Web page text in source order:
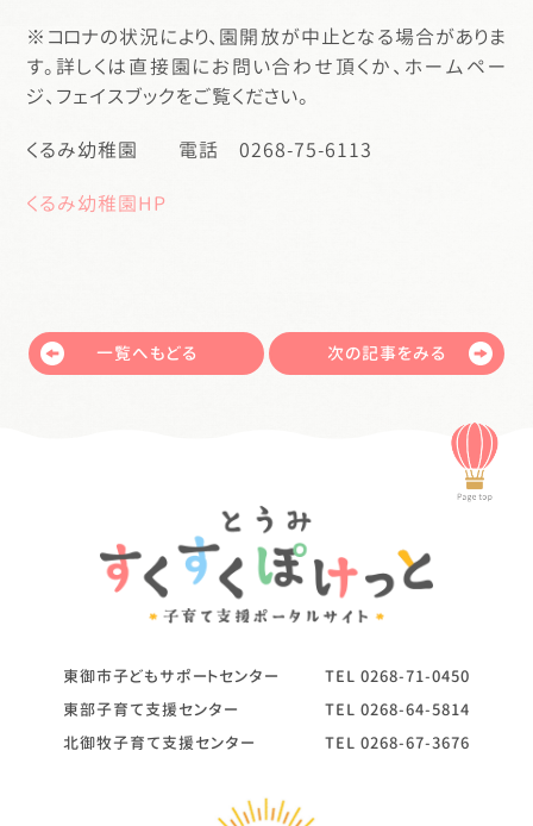
※コロナの状況により、園開放が中止となる場合がありま
す。詳しくは直接園にお問い合わせ頂くか、ホームペー
ジ、フェイスブックをご覧ください。
くるみ幼稚園 電話 0268-75-6113
くるみ幼稚園HP
一覧へもどる 次の記事をみる
東御市子どもサポートセンター TEL 0268-71-0450
東部子育て支援センター
TEL 0268-64-5814
北御牧子育て支援センター
TEL 0268-67-3676